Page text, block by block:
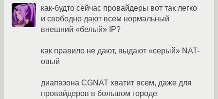
как-будто сейчас провайдеры вот так легко
и свободно дают всем нормальный
внешний «белый» IP?
как правило не дают, выдают «серый» NAT-
овый
диапазона CGNAT хватит всем, даже для
провайдеров в большом городе